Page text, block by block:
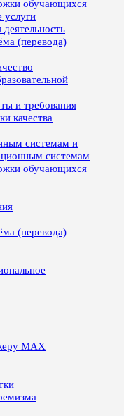
обучающихся
услуги
(перевода)
и требования
качества
системам и
системам
обучающихся
(перевода)
MAX